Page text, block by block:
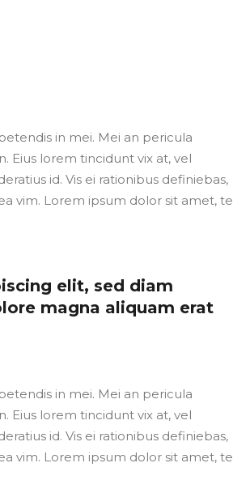
in mei. Mei an pericula
Eius lorem tincidunt vix at, vel
id. Vis ei rationibus definiebas,
vim. Lorem ipsum dolor sit amet, te
elit, sed diam
magna aliquam erat
in mei. Mei an pericula
Eius lorem tincidunt vix at, vel
id. Vis ei rationibus definiebas,
vim. Lorem ipsum dolor sit amet, te